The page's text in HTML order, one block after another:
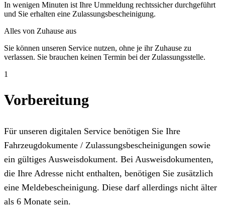
In wenigen Minuten ist Ihre Ummeldung rechtssicher durchgeführt
und Sie erhalten eine Zulassungsbescheinigung.
Alles von Zuhause aus
Sie können unseren Service nutzen, ohne je ihr Zuhause zu
verlassen. Sie brauchen keinen Termin bei der Zulassungsstelle.
1
Vorbereitung
Für unseren digitalen Service benötigen Sie Ihre
Fahrzeugdokumente / Zulassungsbescheinigungen sowie
ein gültiges Ausweisdokument. Bei Ausweisdokumenten,
die Ihre Adresse nicht enthalten, benötigen Sie zusätzlich
eine Meldebescheinigung. Diese darf allerdings nicht älter
als 6 Monate sein.